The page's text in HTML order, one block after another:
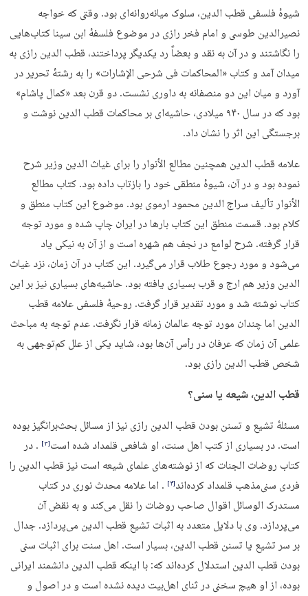
شیوهٔ فلسفی قطب الدین، سلوک میانه‌روانه‌ای بود. وقتی که خواجه
نصیرالدین طوسی و امام فخر رازی در موضوع فلسفهٔ ابن سینا کتاب‌هایی
را نگاشتند و در آن به نقد و بعضاً رد یکدیگر پرداختند، قطب الدین رازی به
میدان آمد و کتاب «المحاکمات فی شرحی الإشارات» را به رشتهٔ تحریر در
آورد و میان این دو منصفانه به داوری نشست. دو قرن بعد «کمال پاشام»
بود که در سال ۹۴۰ میلادی، حاشیه‌ای بر محاکمات قطب الدین نوشت و
برجستگی این اثر را نشان داد.
علامه قطب الدین همچنین مطالع الأنوار را برای غیاث الدین وزیر شرح
نموده بود و در آن، شیوهٔ منطقی خود را بازتاب داده بود. کتاب مطالع
الأنوار تألیف سراج الدین محمود ارموی بود. موضوع این کتاب منطق و
کلام بود. قسمت منطق این کتاب بارها در ایران چاپ شده و مورد توجه
قرار گرفته. شرح لوامع در نجف هم شهره است و از آن به نیکی یاد
می‌شود و مورد رجوع طلاب قرار می‌گیرد. این کتاب در آن زمان، نزد غیاث
الدین وزیر هم ارج و قرب بسیاری یافته بود. حاشیه‌های بسیاری نیز بر این
کتاب نوشته شد و مورد تقدیر قرار گرفت. روحیهٔ فلسفی علامه قطب
الدین اما چندان مورد توجه عالمان زمانه قرار نگرفت. عدم توجه به مباحث
علمی آن زمان که عرفان در رأس آن‌ها بود، شاید یکی از علل کم‌توجهی به
شخص قطب الدین رازی بود.
قطب الدین، شیعه یا سنی؟
مسئلهٔ تشیع و تسنن بودن قطب الدین رازی نیز از مسائل بحث‌برانگیز بوده
است. در بسیاری از کتب اهل سنت، او شافعی قلمداد شده است‏[۳]‎
. در
کتاب روضات الجنات که از نوشته‌های علمای شیعه است نیز قطب الدین را
فردی سنی‌مذهب قلمداد کرده‌اند‏[۴]‎
. اما علامه محدث نوری در کتاب
مستدرک الوسائل اقوال صاحب روضات را نقل می‌کند و به نقض آن
می‌پردازد. وی با دلایل متعدد به اثبات تشیع قطب الدین می‌پردازد. جدال
بر سر تشیع یا تسنن قطب الدین، بسیار است. اهل سنت برای اثبات سنی
بودن قطب الدین استدلال کرده‌اند که: با اینکه قطب الدین دانشمند ایرانی
بوده، از او هیچ سخنی در ثنای اهل‌بیت دیده نشده است و در اصول و